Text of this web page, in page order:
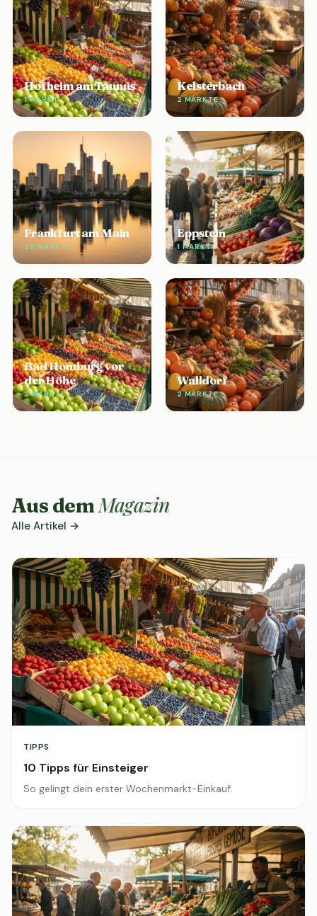
Hofheim am Taunus
1 MARKT
Kelsterbach
2 MÄRKTE
Frankfurt am Main
29 MÄRKTE
Eppstein
1 MARKT
Bad Homburg vor
der Höhe
2 MÄRKTE
Walldorf
2 MÄRKTE
Aus demMagazin
Alle Artikel →
TIPPS
10 Tipps für Einsteiger
So gelingt dein erster Wochenmarkt-Einkauf.